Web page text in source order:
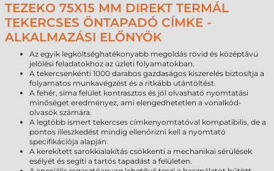
TEZEKO 75X15 MM DIREKT TERMÁL
TEKERCSES ÖNTAPADÓ CÍMKE -
ALKALMAZÁSI ELŐNYÖK
Az egyik legköltséghatékonyabb megoldás rövid és középtávú
jelölési feladatokhoz az üzleti folyamatokban.
A tekercsenkénti 1000 darabos gazdaságos kiszerelés biztosítja a
folyamatos munkavégzést és a ritkább utántöltést.
A fehér, sima felület kontrasztos és jól olvasható nyomtatási
minőséget eredményez, ami elengedhetetlen a vonalkód-
olvasók számára.
A legtöbb ismert tekercses címkenyomtatóval kompatibilis, de a
pontos illeszkedést mindig ellenőrizni kell a nyomtató
specifikációja alapján.
A kerekített sarokkialakítás csökkenti a mechanikai sérülések
esélyét és segíti a tartós tapadást a felületen.